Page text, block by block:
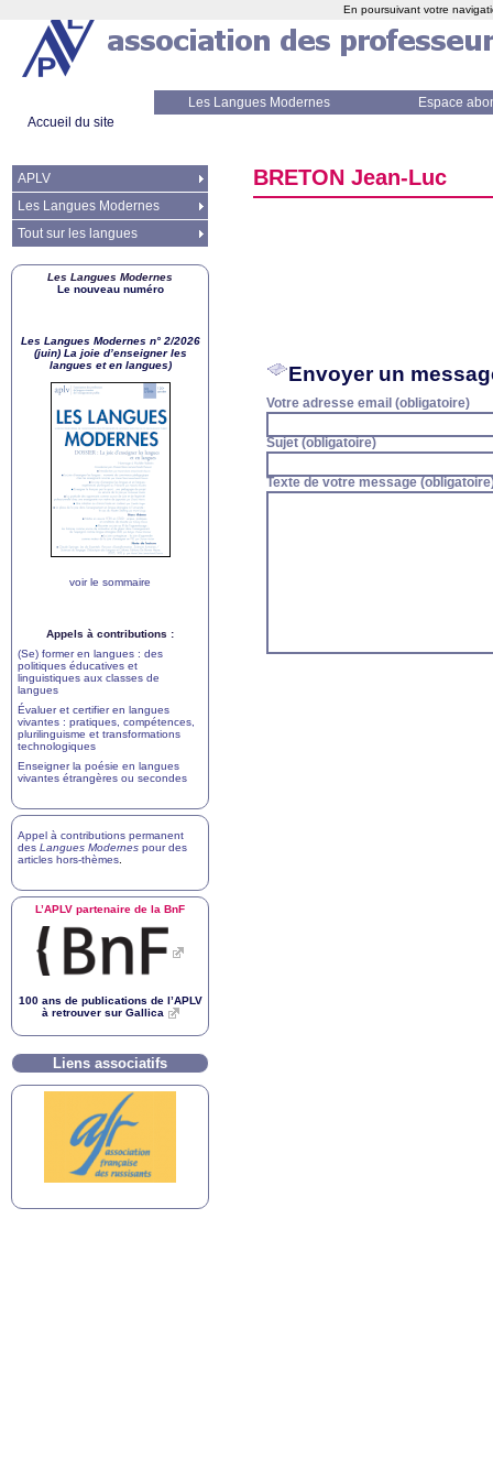
Les Langues Modernes
Espace
Accueil du site
BRETON Jean-Luc
Envoyer un
Votre adresse email (obligatoire)
Sujet (obligatoire)
Texte de votre message
APLV
Les Langues Modernes
Tout sur les langues
Les Langues Modernes
Le nouveau numéro
Les Langues Modernes n° 2/2026
(juin) La joie d’enseigner les
langues et en langues)
voir le sommaire
Appels à contributions :
(Se) former en langues : des
politiques éducatives et
linguistiques aux classes de
langues
Évaluer et certifier en langues
vivantes : pratiques, compétences,
plurilinguisme et transformations
technologiques
Enseigner la poésie en langues
vivantes étrangères ou secondes
Appel à contributions permanent
des Langues Modernes pour des
articles hors-thèmes
L’APLV partenaire de la BnF
100 ans de publications de l’APLV
à retrouver sur Gallica
Liens associatifs
En poursuivant votre